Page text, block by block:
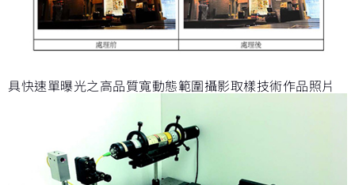
具快速單曝光之高品質寬動態範圍攝影取樣技術作品照片